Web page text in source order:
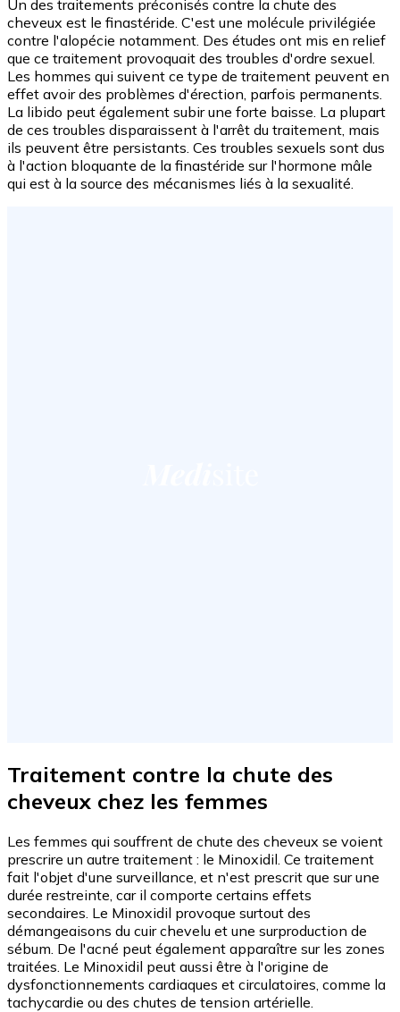
Un des traitements préconisés contre la chute des
cheveux est le finastéride. C'est une molécule privilégiée
contre l'alopécie notamment. Des études ont mis en relief
que ce traitement provoquait des troubles d'ordre sexuel.
Les hommes qui suivent ce type de traitement peuvent en
effet avoir des problèmes d'érection, parfois permanents.
La libido peut également subir une forte baisse. La plupart
de ces troubles disparaissent à l'arrêt du traitement, mais
ils peuvent être persistants. Ces troubles sexuels sont dus
à l'action bloquante de la finastéride sur l'hormone mâle
qui est à la source des mécanismes liés à la sexualité.
Traitement contre la chute des
cheveux chez les femmes
Les femmes qui souffrent de chute des cheveux se voient
prescrire un autre traitement : le Minoxidil. Ce traitement
fait l'objet d'une surveillance, et n'est prescrit que sur une
durée restreinte, car il comporte certains effets
secondaires. Le Minoxidil provoque surtout des
démangeaisons du cuir chevelu et une surproduction de
sébum. De l'acné peut également apparaître sur les zones
traitées. Le Minoxidil peut aussi être à l'origine de
dysfonctionnements cardiaques et circulatoires, comme la
tachycardie ou des chutes de tension artérielle.